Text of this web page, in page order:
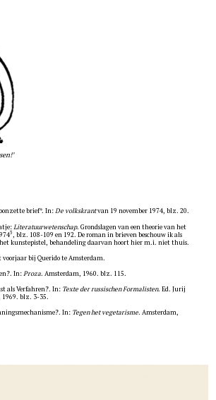
brief*. In:De volkskrantvan 19 november 1974, blz. 20.
Literatuurwetenschap. Grondslagen van een theorie van het
3
, blz. 108-109 en 192. De roman in brieven beschouw ik als
het kunstepistel, behandeling daarvan hoort hier m.i. niet thuis.
bij Querido te Amsterdam.
In:Proza. Amsterdam, 1960. blz. 115.
als Verfahren?. In: Texte der russischen Formalisten. Ed. Jurij
1969. blz. 3-35.
In: Tegen het vegetarisme. Amsterdam,